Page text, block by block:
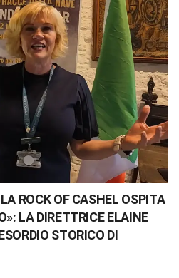
ROCK OF CASHEL OSPITA
LA DIRETTRICE ELAINE
STORICO DI